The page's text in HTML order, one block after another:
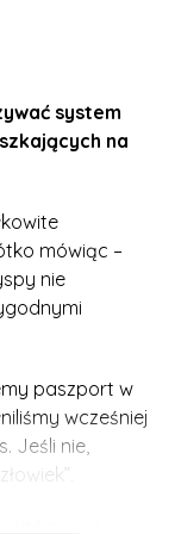
graniczną na
wykryć
się
o limicie
w czasie
na
system
na
mówiąc –
nie
paszport w
wcześniej
Jeśli nie,